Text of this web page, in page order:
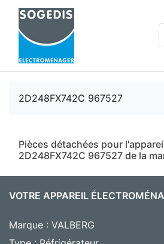
2D248FX742C 967527
Pièces détachées pour
2D248FX742C 967527 de la
VOTRE APPAREIL
Marque : VALBERG